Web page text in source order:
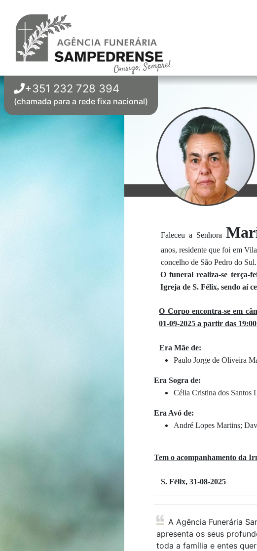
Consigo, Sempre!
+351 232 728 394
(chamada para a rede fixa nacional)
Faleceu a Senhora
anos, residente que foi em
concelho de São Pedro do Sul.
O funeral realiza-se terça-
Igreja de S. Félix, sendo aí
O Corpo encontra-se em
01-09-2025 a partir das
Era Mãe de:
Paulo Jorge de Oliveira
Era Sogra de:
Célia Cristina dos Santos
Era Avó de:
André Lopes Martins;
Tem o acompanhamento da
S. Félix, 31-08-2025
apresenta os seus
toda a família e entes